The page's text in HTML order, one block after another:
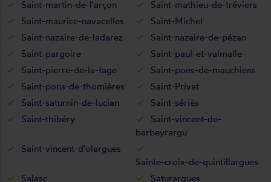
Saint-martin-de-l'arçon
Saint-mathieu-de-tréviers
Saint-maurice-navacelles
Saint-Michel
Saint-nazaire-de-ladarez
Saint-nazaire-de-pézan
Saint-pargoire
Saint-paul-et-valmalle
Saint-pierre-de-la-fage
Saint-pons-de-mauchiens
Saint-pons-de-thomières
Saint-Privat
Saint-saturnin-de-lucian
Saint-sériès
Saint-thibéry
Saint-vincent-de-
barbeyrargu
Saint-vincent-d'olargues
Sainte-croix-de-quintillargues
Salasc
Saturargues